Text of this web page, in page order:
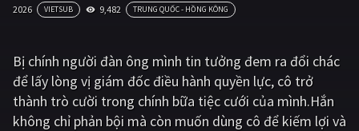
Tâm lý Chiến tranh
Kinh dị Tội phạm - Hình sự
Phiêu lưu Hài hước
2026 VIETSUB 9,482 TRUNG QUỐC - HỒNG KÔNG
Bị chính người đàn ông mình tin tưởng đem ra đổi chác
để lấy lòng vị giám đốc điều hành quyền lực, cô trở
thành trò cười trong chính bữa tiệc cưới của mình.Hắn
không chỉ phản bội mà còn muốn dùng cô để kiếm lợi và